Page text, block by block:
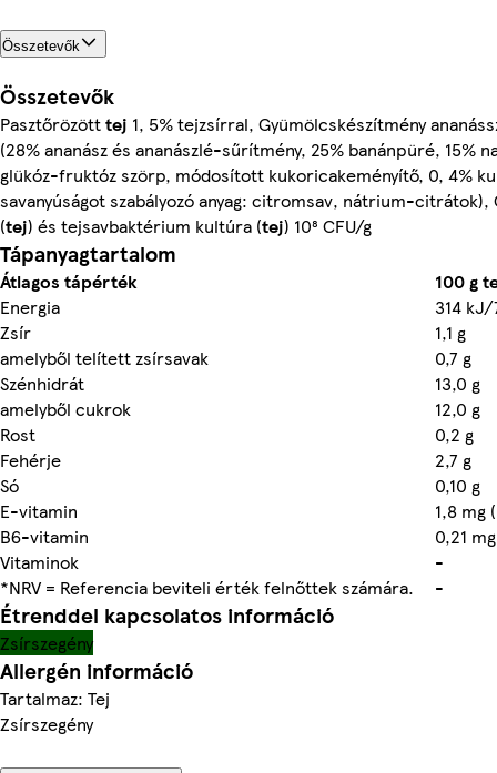
Összetevők
Összetevők
Pasztőrözötttej 1, 5% tejzsírral, Gyümölcskészítmény
(28% ananász és ananászlé-sűrítmény, 25% banánpüré,
glükóz-fruktóz szörp, módosított kukoricakeményítő, 0, 4%
savanyúságot szabályozó anyag: citromsav, nátrium-
(tej) és tejsavbaktérium kultúra (tej) 10⁸ CFU/g
Tápanyagtartalom
Átlagos tápérték
100 g
Energia
314
Zsír
1,1 g
amelyből telített zsírsavak
0,7 g
Szénhidrát
13,0 g
amelyből cukrok
12,0 g
Rost
0,2 g
Fehérje
2,7 g
Só
0,10 g
E-vitamin
1,8 mg
B6-vitamin
0,21
Vitaminok
-
*NRV = Referencia beviteli érték felnőttek számára.
-
Étrenddel kapcsolatos információ
Zsírszegény
Allergén információ
Tartalmaz: Tej
Zsírszegény